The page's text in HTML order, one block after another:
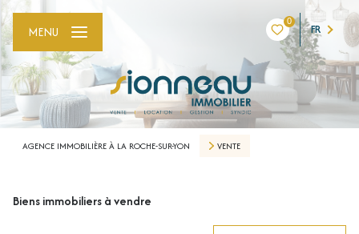
0
FR
MENU
AGENCE IMMOBILIÈRE À LA ROCHE-SUR-YON VENTE
Biens immobiliers à vendre